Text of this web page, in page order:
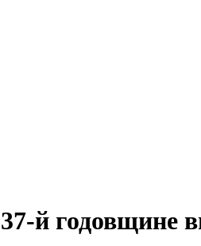
й годовщине